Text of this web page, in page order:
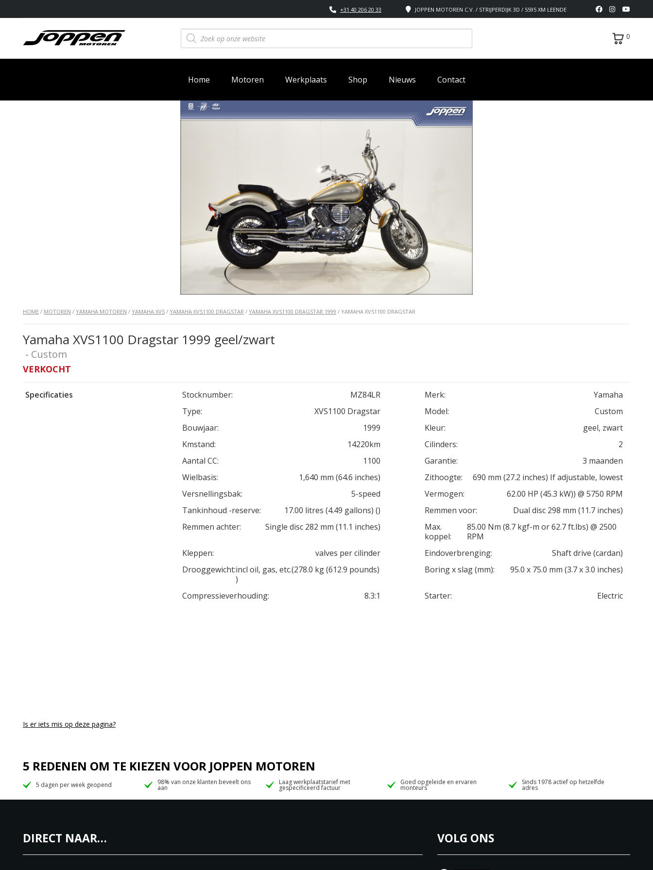
JOPPEN MOTOREN C.V. / STRIJPERDIJK 3D / 5595 XM LEENDE
+31 40 206 20 33
Producten
zoeken 0
Home Motoren Werkplaats Shop Nieuws Contact
HOME / MOTOREN / YAMAHA MOTOREN / YAMAHA XVS / YAMAHA XVS1100 DRAGSTAR / YAMAHA XVS1100 DRAGSTAR 1999 / YAMAHA XVS1100 DRAGSTAR
Yamaha XVS1100 Dragstar 1999 geel/zwart
- Custom
VERKOCHT
Specificaties Stocknumber: MZ84LR Merk:
Yamaha
Type:
XVS1100 Dragstar Model:
Custom
Bouwjaar:
1999 Kleur:
geel, zwart
Kmstand:
14220km Cilinders:
2
Aantal CC:
1100 Garantie:
3 maanden
Wielbasis:
1,640 mm (64.6 inches) Zithoogte:
690 mm (27.2 inches) If adjustable, lowest
Versnellingsbak:
5-speed Vermogen:
62.00 HP (45.3 kW)) @ 5750 RPM
Tankinhoud -reserve:
17.00 litres (4.49 gallons) () Remmen voor:
Dual disc 298 mm (11.7 inches)
Remmen achter:
Single disc 282 mm (11.1 inches)
Max.
koppel:
85.00 Nm (8.7 kgf-m or 62.7 ft.lbs) @ 2500
RPM
Kleppen:
valves per cilinder Eindoverbrenging:
Shaft drive (cardan)
Drooggewicht:incl oil, gas, etc.(278.0 kg (612.9 pounds)
)
Boring x slag (mm): 95.0 x 75.0 mm (3.7 x 3.0 inches)
Compressieverhouding: 8.3:1 Starter: Electric
Is er iets mis op deze pagina?
5 REDENEN OM TE KIEZEN VOOR JOPPEN MOTOREN
5 dagen per week geopend 98% van onze klanten beveelt ons
aan
Laag werkplaatstarief met
gespecificeerd factuur
Goed opgeleide en ervaren
monteurs
Sinds 1978 actief op hetzelfde
adres
DIRECT NAAR… VOLG ONS